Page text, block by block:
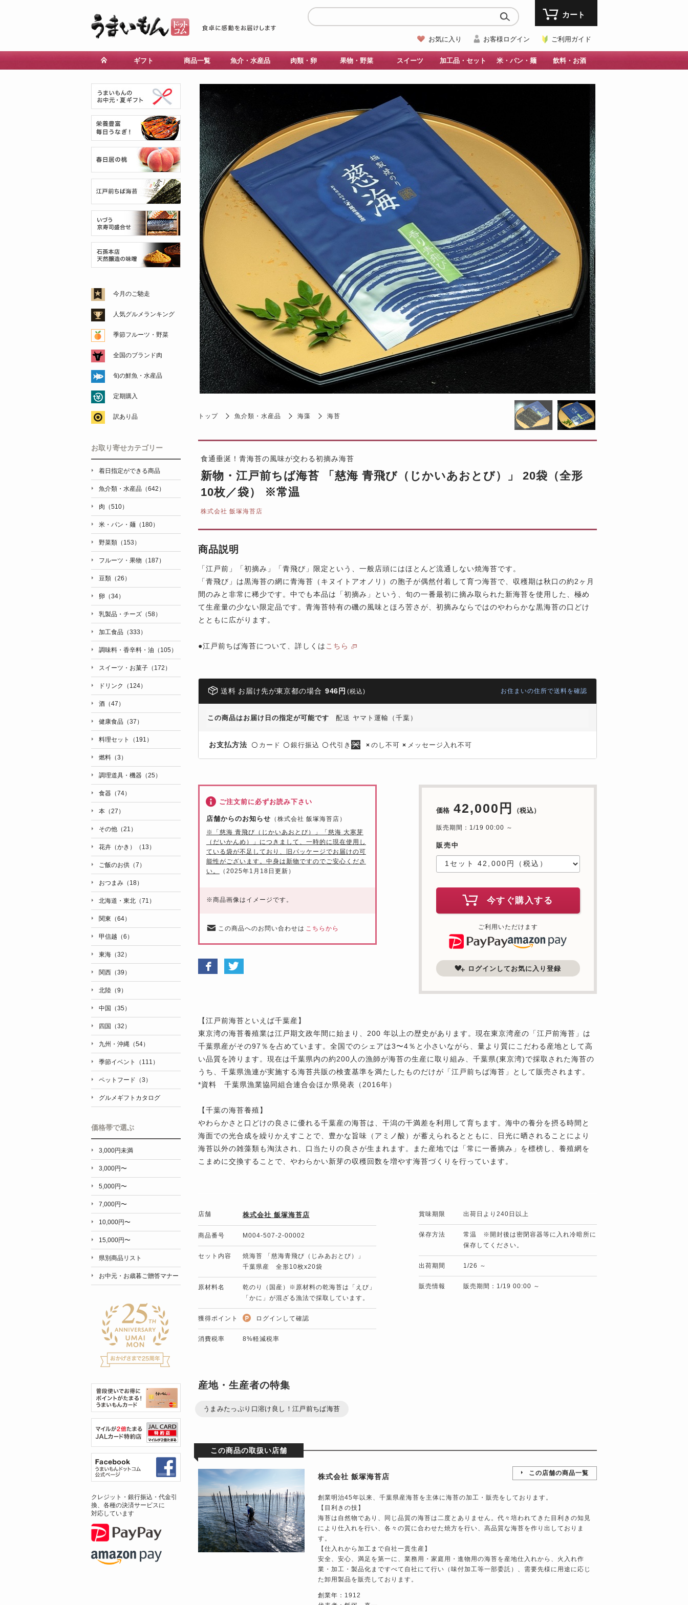
お気に入り お客様ログイン ご利用ガイド
カート
ギフト 商品一覧 魚介・水産品 肉類・卵 果物・野菜 スイーツ 加工品・セット 米・パン・麺 飲料・お酒
トップ 魚介類・水産品 海藻 海苔
食通垂涎！青海苔の風味が交わる初摘み海苔
新物・江戸前ちば海苔 「慈海 青飛び（じかいあおとび）」 20袋（全形
10枚／袋） ※常温
株式会社 飯塚海苔店
商品説明
「江戸前」「初摘み」「青飛び」限定という、一般店頭にはほとんど流通しない焼海苔です。
「青飛び」は黒海苔の網に青海苔（キヌイトアオノリ）の胞子が偶然付着して育つ海苔で、収穫期は秋口の約2ヶ月
間のみと非常に稀少です。中でも本品は「初摘み」という、旬の一番最初に摘み取られた新海苔を使用した、極め
て生産量の少ない限定品です。青海苔特有の磯の風味とほろ苦さが、初摘みならではのやわらかな黒海苔の口どけ
とともに広がります。
●江戸前ちば海苔について、詳しくは こちら
送料 お届け先が東京都の場合 946円 (税込) お住まいの住所で送料を確認
この商品はお届け日の指定が可能です 配送 ヤマト運輸（千葉）
お支払方法 〇 カード 〇 銀行振込 〇 代引き × のし不可 × メッセージ入れ不可
価格 42,000円 （税込）
販売期間：1/19 00:00 ～
販売中
今すぐ購入する
ご利用いただけます
ログインしてお気に入り登録
ご注文前に必ずお読み下さい
店舗からのお知らせ （株式会社 飯塚海苔店）
※「慈海 青飛び（じかいあおとび）」「慈海 大寒芽
（だいかんめ）」につきまして、一時的に現在使用し
ている袋が不足しており、旧パッケージでお届けの可
能性がございます。中身は新物ですのでご安心くださ
い。
（2025年1月18日更新）
※商品画像はイメージです。
この商品へのお問い合わせは こちらから
【江戸前海苔といえば千葉産】
東京湾の海苔養殖業は江戸期文政年間に始まり、200 年以上の歴史があります。現在東京湾産の「江戸前海苔」は
千葉県産がその97％を占めています。全国でのシェアは3〜4％と小さいながら、量より質にこだわる産地として高
い品質を誇ります。現在は千葉県内の約200人の漁師が海苔の生産に取り組み、千葉県(東京湾)で採取された海苔の
うち、千葉県漁連が実施する海苔共販の検査基準を満たしたものだけが「江戸前ちば海苔」として販売されます。
*資料 千葉県漁業協同組合連合会ほか県発表（2016年）
【千葉の海苔養殖】
やわらかさと口どけの良さに優れる千葉産の海苔は、干潟の干満差を利用して育ちます。海中の養分を摂る時間と
海面での光合成を繰りかえすことで、豊かな旨味（アミノ酸）が蓄えられるとともに、日光に晒されることにより
海苔以外の雑藻類も淘汰され、口当たりの良さが生まれます。また産地では「常に一番摘み」を標榜し、養殖網を
こまめに交換することで、やわらかい新芽の収穫回数を増やす海苔づくりを行っています。
店舗 株式会社 飯塚海苔店
商品番号 M004-507-2-00002
セット内容
焼海苔 「慈海青飛び（じみあおとび）」
千葉県産 全形10枚x20袋
原材料名
乾のり（国産）※原材料の乾海苔は「えび」
「かに」が混ざる漁法で採取しています。
獲得ポイント ログインして確認
消費税率 8%軽減税率
賞味期限 出荷日より240日以上
保存方法
常温 ※開封後は密閉容器等に入れ冷暗所に
保存してください。
出荷期間 1/26 ～
販売情報 販売期間：1/19 00:00 ～
産地・生産者の特集
うまみたっぷり口溶け良し！江戸前ちば海苔
この商品の取扱い店舗
株式会社 飯塚海苔店 この店舗の商品一覧
創業明治45年以来、千葉県産海苔を主体に海苔の加工・販売をしております。
【目利きの技】
海苔は自然物であり、同じ品質の海苔は二度とありません。代々培われてきた目利きの知見
により仕入れを行い、各々の質に合わせた焼方を行い、高品質な海苔を作り出しておりま
す。
【仕入れから加工まで自社一貫生産】
安全、安心、満足を第一に、業務用・家庭用・進物用の海苔を産地仕入れから、火入れ作
業・加工・製品化まですべて自社にて行い（味付加工等一部委託）、需要先様に用途に応じ
た卸用製品を販売しております。
創業年：1912
今月のご馳走
人気グルメランキング
季節フルーツ・野菜
全国のブランド肉
旬の鮮魚・水産品
定期購入
訳あり品
お取り寄せカテゴリー
着日指定ができる商品
魚介類・水産品（642）
肉（510）
米・パン・麺（180）
野菜類（153）
フルーツ・果物（187）
豆類（26）
卵（34）
乳製品・チーズ（58）
加工食品（333）
調味料・香辛料・油（105）
スイーツ・お菓子（172）
ドリンク（124）
酒（47）
健康食品（37）
料理セット（191）
燃料（3）
調理道具・機器（25）
食器（74）
本（27）
その他（21）
花卉（かき）（13）
ご飯のお供（7）
おつまみ（18）
北海道・東北（71）
関東（64）
甲信越（6）
東海（32）
関西（39）
北陸（9）
中国（35）
四国（32）
九州・沖縄（54）
季節イベント（111）
ペットフード（3）
グルメギフトカタログ
価格帯で選ぶ
3,000円未満
3,000円〜
5,000円〜
7,000円〜
10,000円〜
15,000円〜
県別商品リスト
お中元・お歳暮ご贈答マナー
クレジット・銀行振込・代金引
換、各種の決済サービスに
対応しています